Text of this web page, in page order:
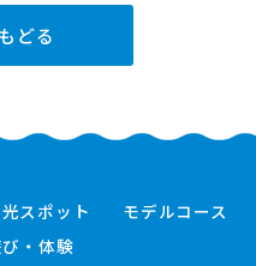
どる
スポット
モデルコース
・体験